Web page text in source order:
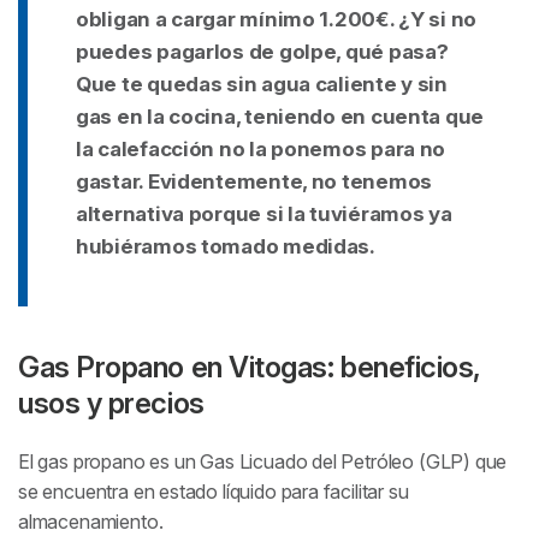
obligan a cargar mínimo 1.200€. ¿Y si no
puedes pagarlos de golpe, qué pasa?
Que te quedas sin agua caliente y sin
gas en la cocina, teniendo en cuenta que
la calefacción no la ponemos para no
gastar. Evidentemente, no tenemos
alternativa porque si la tuviéramos ya
hubiéramos tomado medidas.
Gas Propano en Vitogas: beneficios,
usos y precios
El gas propano es un Gas Licuado del Petróleo (GLP) que
se encuentra en estado líquido para facilitar su
almacenamiento.